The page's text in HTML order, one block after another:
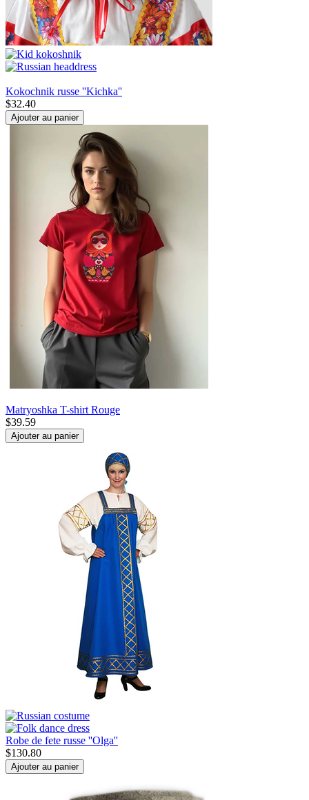
Kokochnik russe ''Kichka''
$32.40
Ajouter au panier
Matryoshka T-shirt Rouge
$39.59
Ajouter au panier
Robe de fete russe ''Olga''
$130.80
Ajouter au panier